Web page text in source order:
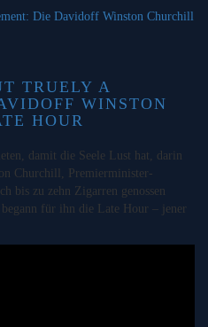
TRUELY A
WINSTON
HOUR
damit die Seele Lust hat, darin
Churchill, Premierminister-
bis zu zehn Zigarren genossen
für ihn die Late Hour – jener